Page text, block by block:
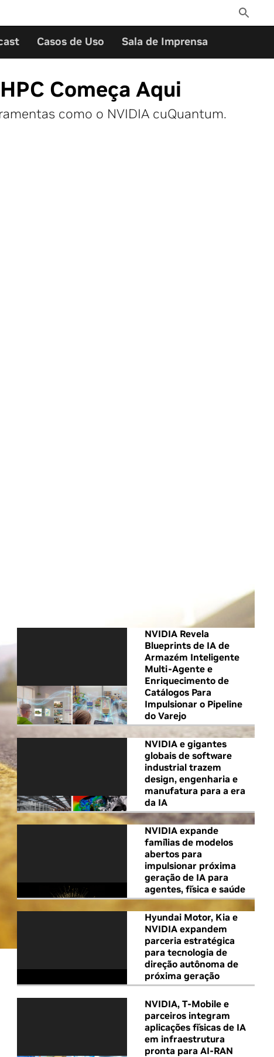
Toggle
Search
Casos de Uso Sala de Imprensa
Começa Aqui
como o NVIDIA cuQuantum.
NVIDIA Revela
Blueprints de IA de
Armazém Inteligente
Multi-Agente e
Enriquecimento de
Catálogos Para
Impulsionar o Pipeline
do Varejo
NVIDIA e gigantes
globais de software
industrial trazem
design, engenharia e
manufatura para a era
da IA
NVIDIA expande
famílias de modelos
abertos para
impulsionar próxima
geração de IA para
agentes, física e saúde
Hyundai Motor, Kia e
NVIDIA expandem
parceria estratégica
para tecnologia de
direção autônoma de
próxima geração
NVIDIA, T-Mobile e
parceiros integram
aplicações físicas de IA
em infraestrutura
pronta para AI-RAN